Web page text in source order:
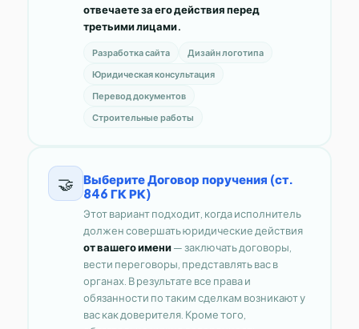
отвечаете за его действия перед
третьими лицами.
Разработка сайта Дизайн логотипа
Юридическая консультация
Перевод документов
Строительные работы
🤝
Выберите Договор поручения (ст.
846 ГК РК)
Этот вариант подходит, когда исполнитель
должен совершать юридические действия
от вашего имени— заключать договоры,
вести переговоры, представлять вас в
органах. В результате все права и
обязанности по таким сделкам возникают у
вас как доверителя. Кроме того,